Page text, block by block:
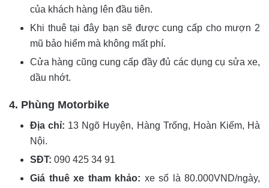
của khách hàng lên đầu tiên.
Khi thuê tại đây bạn sẽ được cung cấp cho mượn 2
mũ bảo hiểm mà không mất phí.
Cửa hàng cũng cung cấp đầy đủ các dụng cụ sửa xe,
dầu nhớt.
4. Phùng Motorbike
Địa chỉ: 13 Ngõ Huyện, Hàng Trống, Hoàn Kiếm, Hà
Nội.
SĐT: 090 425 34 91
Giá thuê xe tham khảo: xe số là 80.000VND/ngày,